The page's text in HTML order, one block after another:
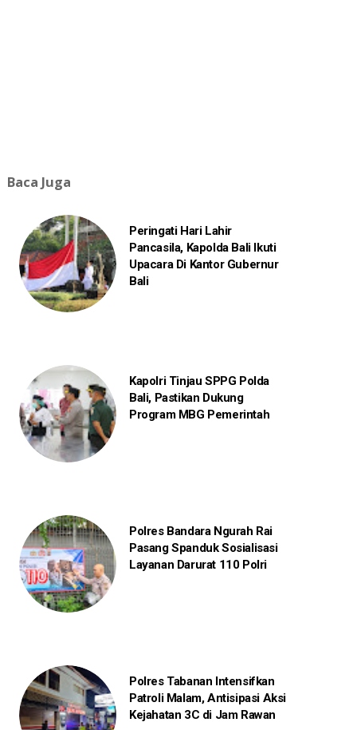
Baca Juga
Peringati Hari Lahir
Pancasila, Kapolda Bali Ikuti
Upacara Di Kantor Gubernur
Bali
Kapolri Tinjau SPPG Polda
Bali, Pastikan Dukung
Program MBG Pemerintah
Polres Bandara Ngurah Rai
Pasang Spanduk Sosialisasi
Layanan Darurat 110 Polri
Polres Tabanan Intensifkan
Patroli Malam, Antisipasi Aksi
Kejahatan 3C di Jam Rawan